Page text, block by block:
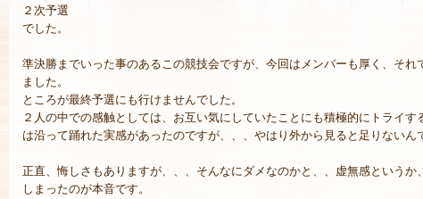
２次予選
でした。
準決勝までいった事のあるこの競技会ですが、今回はメンバーも厚く、それ
ました。
ところが最終予選にも行けませんでした。
２人の中での感触としては、お互い気にしていたことにも積極的にトライす
は沿って踊れた実感があったのですが、、、やはり外から見ると足りないん
正直、悔しさもありますが、、、そんなにダメなのかと、、虚無感というか
しまったのが本音です。